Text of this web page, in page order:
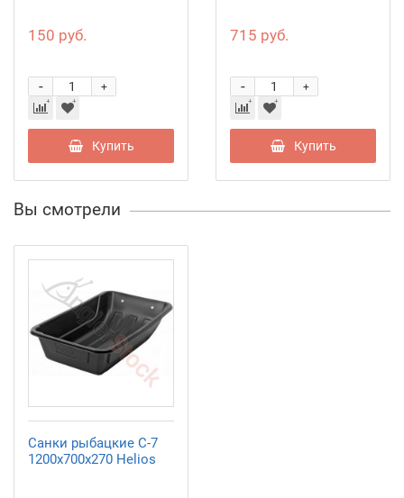
150 руб.
+
-
Купить
715 руб.
+
-
Купить
Вы смотрели
Санки рыбацкие С-7
1200х700х270 Helios